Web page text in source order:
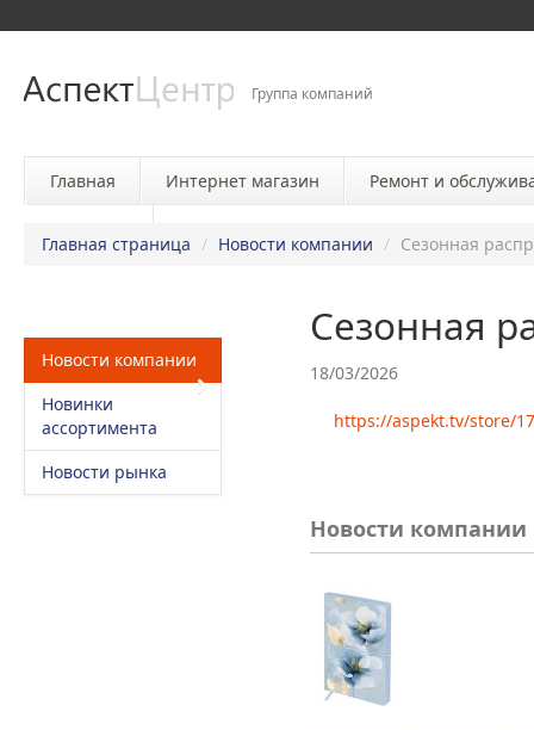
Группа компаний
Главная Интернет магазин Ремонт и
Главная страница / Новости компании / Сезонная
Новости компании
Новинки
ассортимента
Новости рынка
Сезонная
18/03/2026
https://aspekt.tv/store/
Новости компании